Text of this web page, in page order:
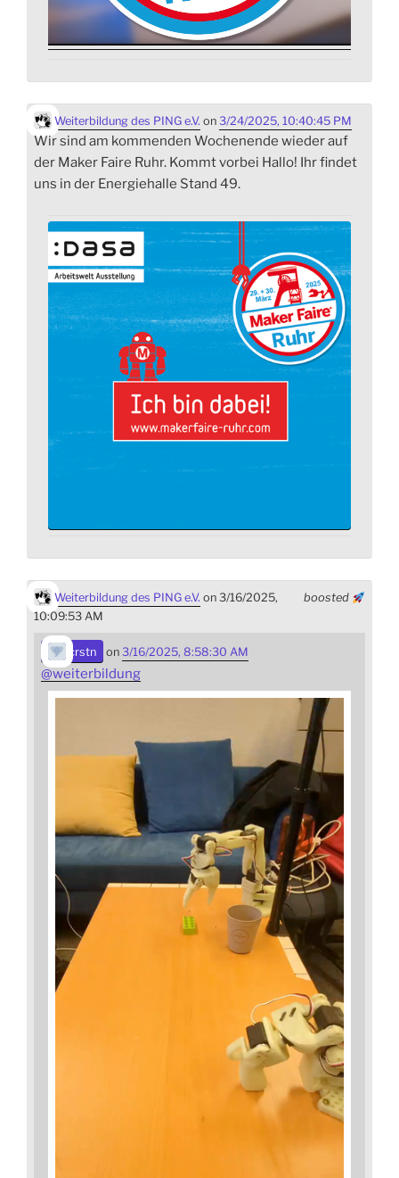
Weiterbildung des PING e.V. on 3/24/2025, 10:40:45 PM
Wir sind am kommenden Wochenende wieder auf
der Maker Faire Ruhr. Kommt vorbei Hallo! Ihr findet
uns in der Energiehalle Stand 49.
boosted
Weiterbildung des PING e.V. on 3/16/2025,
10:09:53 AM
crstn on 3/16/2025, 8:58:30 AM
@weiterbildung